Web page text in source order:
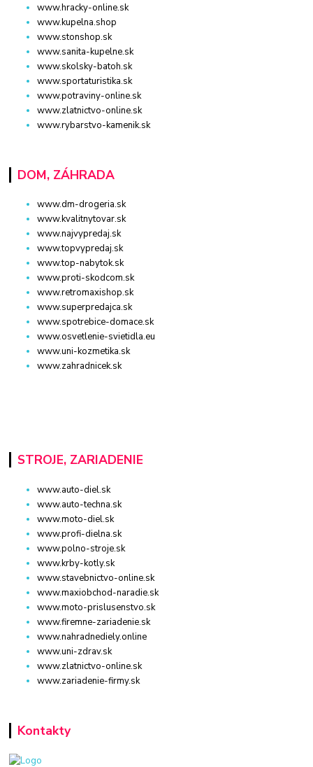
www.hracky-online.sk
www.kupelna.shop
www.stonshop.sk
www.sanita-kupelne.sk
www.skolsky-batoh.sk
www.sportaturistika.sk
www.potraviny-online.sk
www.zlatnictvo-online.sk
www.rybarstvo-kamenik.sk
DOM, ZÁHRADA
www.dm-drogeria.sk
www.kvalitnytovar.sk
www.najvypredaj.sk
www.topvypredaj.sk
www.top-nabytok.sk
www.proti-skodcom.sk
www.retromaxishop.sk
www.superpredajca.sk
www.spotrebice-domace.sk
www.osvetlenie-svietidla.eu
www.uni-kozmetika.sk
www.zahradnicek.sk
STROJE, ZARIADENIE
www.auto-diel.sk
www.auto-techna.sk
www.moto-diel.sk
www.profi-dielna.sk
www.polno-stroje.sk
www.krby-kotly.sk
www.stavebnictvo-online.sk
www.maxiobchod-naradie.sk
www.moto-prislusenstvo.sk
www.firemne-zariadenie.sk
www.nahradnediely.online
www.uni-zdrav.sk
www.zlatnictvo-online.sk
www.zariadenie-firmy.sk
Kontakty